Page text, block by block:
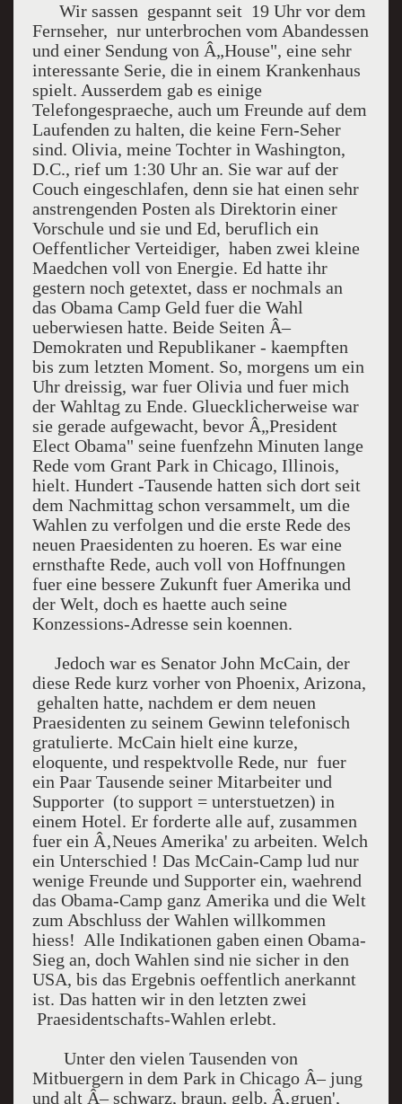
Wir sassen gespannt seit 19 Uhr vor dem
Fernseher, nur unterbrochen vom Abandessen
und einer Sendung von Â„House", eine sehr
interessante Serie, die in einem Krankenhaus
spielt. Ausserdem gab es einige
Telefongespraeche, auch um Freunde auf dem
Laufenden zu halten, die keine Fern-Seher
sind. Olivia, meine Tochter in Washington,
D.C., rief um 1:30 Uhr an. Sie war auf der
Couch eingeschlafen, denn sie hat einen sehr
anstrengenden Posten als Direktorin einer
Vorschule und sie und Ed, beruflich ein
Oeffentlicher Verteidiger, haben zwei kleine
Maedchen voll von Energie. Ed hatte ihr
gestern noch getextet, dass er nochmals an
das Obama Camp Geld fuer die Wahl
ueberwiesen hatte. Beide Seiten Â–
Demokraten und Republikaner - kaempften
bis zum letzten Moment. So, morgens um ein
Uhr dreissig, war fuer Olivia und fuer mich
der Wahltag zu Ende. Gluecklicherweise war
sie gerade aufgewacht, bevor Â„President
Elect Obama" seine fuenfzehn Minuten lange
Rede vom Grant Park in Chicago, Illinois,
hielt. Hundert -Tausende hatten sich dort seit
dem Nachmittag schon versammelt, um die
Wahlen zu verfolgen und die erste Rede des
neuen Praesidenten zu hoeren. Es war eine
ernsthafte Rede, auch voll von Hoffnungen
fuer eine bessere Zukunft fuer Amerika und
der Welt, doch es haette auch seine
Konzessions-Adresse sein koennen.
Jedoch war es Senator John McCain, der
diese Rede kurz vorher von Phoenix, Arizona,
gehalten hatte, nachdem er dem neuen
Praesidenten zu seinem Gewinn telefonisch
gratulierte. McCain hielt eine kurze,
eloquente, und respektvolle Rede, nur fuer
ein Paar Tausende seiner Mitarbeiter und
Supporter (to support = unterstuetzen) in
einem Hotel. Er forderte alle auf, zusammen
fuer ein Â‚Neues Amerika' zu arbeiten. Welch
ein Unterschied ! Das McCain-Camp lud nur
wenige Freunde und Supporter ein, waehrend
das Obama-Camp ganz Amerika und die Welt
zum Abschluss der Wahlen willkommen
hiess! Alle Indikationen gaben einen Obama-
Sieg an, doch Wahlen sind nie sicher in den
USA, bis das Ergebnis oeffentlich anerkannt
ist. Das hatten wir in den letzten zwei
Praesidentschafts-Wahlen erlebt.
Unter den vielen Tausenden von
Mitbuergern in dem Park in Chicago Â– jung
und alt Â– schwarz, braun, gelb, Â‚gruen',